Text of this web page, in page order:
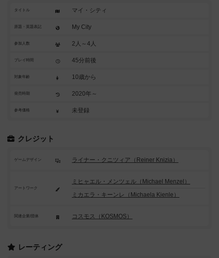
タイトル マイ・シティ
原題・英題表記 My City
参加人数 2人～4人
プレイ時間 45分前後
対象年齢 10歳から
発売時期 2020年～
参考価格 未登録
クレジット
ゲームデザイン ライナー・クニツィア（Reiner Knizia）
アートワーク
ミヒャエル・メンツェル（Michael Menzel）
ミカエラ・キーンレ（Michaela Kienle）
関連企業/団体 コスモス（KOSMOS）
レーティング